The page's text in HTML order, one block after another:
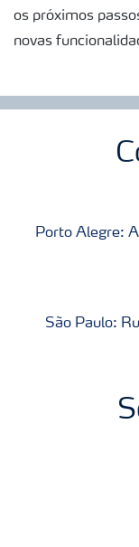
os próximos
novas
Porto Alegre:
São Paulo: